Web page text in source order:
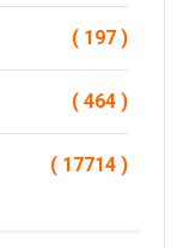
( 197 )
( 464 )
( 17714 )